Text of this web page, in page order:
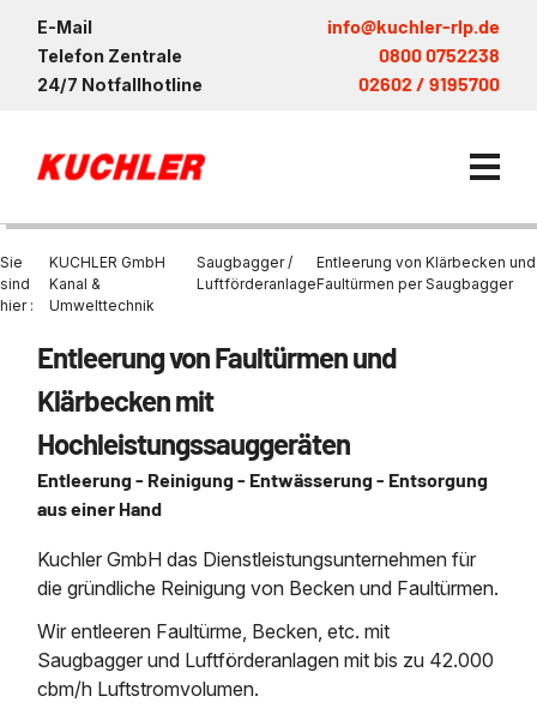
E-Mail info@kuchler-rlp.de
Telefon Zentrale 0800 0752238
24/7 Notfallhotline 02602 / 9195700
Großprofilsanierung
Kanalreinigung
Wasserhaltung
Dükerreinigung
Saugfahrzeug
Entsorgung
Austausch von
Schießstandsanierung -
Geschosssandfang
Abscheiderwartung & Entleerung
Wartung und Vollservice
Sanierung von
Entsorgung
Saugbagger / Luftförderanlage
Entleerung von
Faultürmen per
Saugbagger für Tiefbau
Saugbagger und Pumpen
Fermenter-Entleerung
Nachhaltigkeit & Umwelt
Referenzen
Sie
sind
hier :
KUCHLER GmbH
Kanal &
Umwelttechnik
Saugbagger /
Luftförderanlage
Entleerung von Klärbecken und
Faultürmen per Saugbagger
Entleerung von Faultürmen und
Klärbecken mit
Hochleistungssauggeräten
Entleerung - Reinigung - Entwässerung - Entsorgung
aus einer Hand
Kuchler GmbH das Dienst­leistungs­unter­nehmen für
die gründ­liche Reinigung von Becken und Faultürmen.
Wir entleeren Faultürme, Becken, etc. mit
Saugbagger und Luftförderanlagen mit bis zu 42.000
cbm/h Luftstromvolumen.